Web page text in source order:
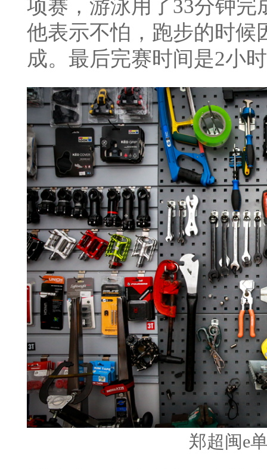
项赛，游泳用了33分钟
他表示不怕，跑步的时候
成。最后完赛时间是2小
郑超闽e